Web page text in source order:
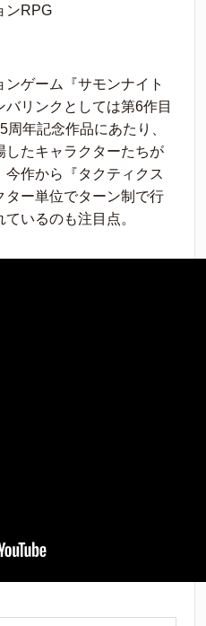
ンRPG
ゲーム『サモンナイト
リンクとしては第6作目
年記念作品にあたり、
したキャラクターたちが
作から『タクティクス
ター単位でターン制で行
いるのも注目点。